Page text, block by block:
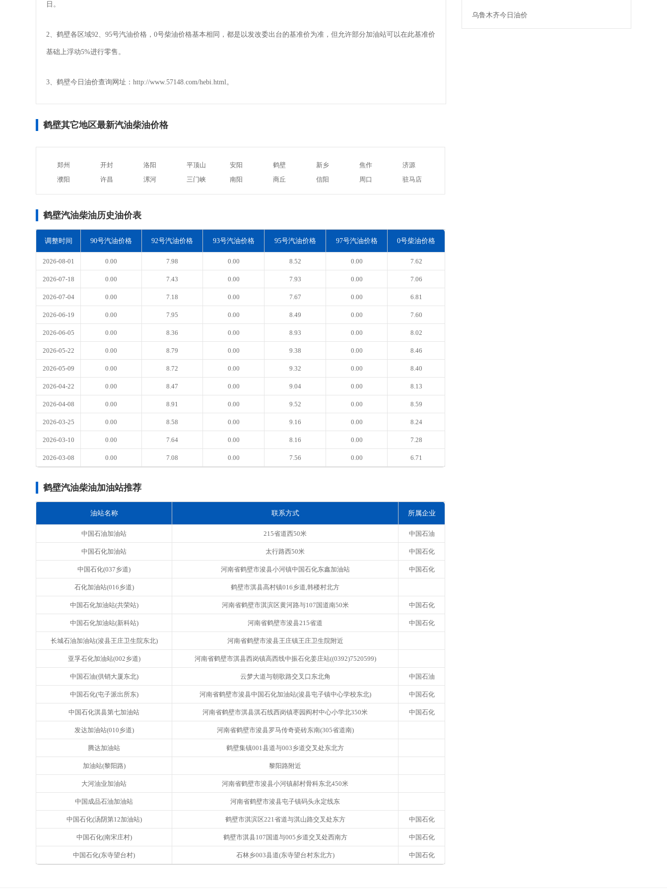
日。
2、鹤壁各区域92、95号汽油价格，0号柴油价格基本相同，都是以发改委出台的基准价为准，但允许部分加油站可以在此基准价
基础上浮动5%进行零售。
3、鹤壁今日油价查询网址：http://www.57148.com/hebi.html。
鹤壁其它地区最新汽油柴油价格
郑州 开封 洛阳 平顶山 安阳 鹤壁 新乡 焦作
济源
濮阳
许昌 漯河 三门峡 南阳 商丘 信阳 周口 驻马店
鹤壁汽油柴油历史油价表
调整时间 90号汽油价格 92号汽油价格 93号汽油价格 95号汽油价格 97号汽油价格 0号柴油价格
2026-08-01 0.00 7.98 0.00 8.52 0.00 7.62
2026-07-18 0.00 7.43 0.00 7.93 0.00 7.06
2026-07-04 0.00 7.18 0.00 7.67 0.00 6.81
2026-06-19 0.00 7.95 0.00 8.49 0.00 7.60
2026-06-05 0.00 8.36 0.00 8.93 0.00 8.02
2026-05-22 0.00 8.79 0.00 9.38 0.00 8.46
2026-05-09 0.00 8.72 0.00 9.32 0.00 8.40
2026-04-22 0.00 8.47 0.00 9.04 0.00 8.13
2026-04-08 0.00 8.91 0.00 9.52 0.00 8.59
2026-03-25 0.00 8.58 0.00 9.16 0.00 8.24
2026-03-10 0.00 7.64 0.00 8.16 0.00 7.28
2026-03-08 0.00 7.08 0.00 7.56 0.00 6.71
鹤壁汽油柴油加油站推荐
油站名称 联系方式 所属企业
中国石油加油站 215省道西50米 中国石油
中国石化加油站 太行路西50米 中国石化
中国石化(037乡道) 河南省鹤壁市浚县小河镇中国石化东鑫加油站 中国石化
石化加油站(016乡道) 鹤壁市淇县高村镇016乡道,韩楼村北方
中国石化加油站(共荣站) 河南省鹤壁市淇滨区黄河路与107国道南50米 中国石化
中国石化加油站(新科站) 河南省鹤壁市浚县215省道 中国石化
长城石油加油站(浚县王庄卫生院东北) 河南省鹤壁市浚县王庄镇王庄卫生院附近
亚孚石化加油站(002乡道) 河南省鹤壁市淇县西岗镇高西线中振石化姜庄站((0392)7520599)
中国石油(供销大厦东北) 云梦大道与朝歌路交叉口东北角 中国石油
中国石化(屯子派出所东) 河南省鹤壁市浚县中国石化加油站(浚县屯子镇中心学校东北) 中国石化
中国石化淇县第七加油站 河南省鹤壁市淇县淇石线西岗镇枣园阎村中心小学北350米 中国石化
发达加油站(010乡道) 河南省鹤壁市浚县罗马传奇瓷砖东南(305省道南)
腾达加油站 鹤壁集镇001县道与003乡道交叉处东北方
加油站(黎阳路) 黎阳路附近
大河油业加油站 河南省鹤壁市浚县小河镇郝村骨科东北450米
中国成品石油加油站 河南省鹤壁市浚县屯子镇码头永定线东
中国石化(汤阴第12加油站) 鹤壁市淇滨区221省道与淇山路交叉处东方 中国石化
中国石化(南宋庄村) 鹤壁市淇县107国道与005乡道交叉处西南方 中国石化
中国石化(东寺望台村) 石林乡003县道(东寺望台村东北方) 中国石化
乌鲁木齐今日油价